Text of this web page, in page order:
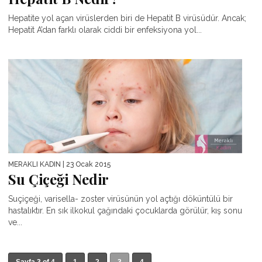
Hepatite yol açan virüslerden biri de Hepatit B virüsüdür. Ancak;
Hepatit A’dan farklı olarak ciddi bir enfeksiyona yol...
MERAKLI KADIN | 23 Ocak 2015
Su Çiçeği Nedir
Suçiçeği, varisella- zoster virüsünün yol açtığı döküntülü bir
hastalıktır. En sık ilkokul çağındaki çocuklarda görülür, kış sonu
ve...